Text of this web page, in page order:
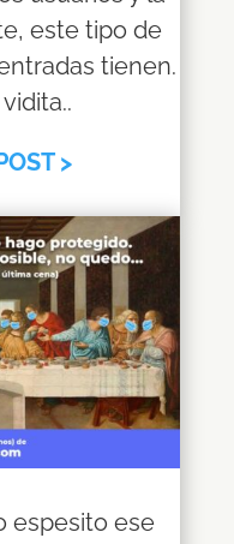
este tipo de
tienen.
>
espesito ese